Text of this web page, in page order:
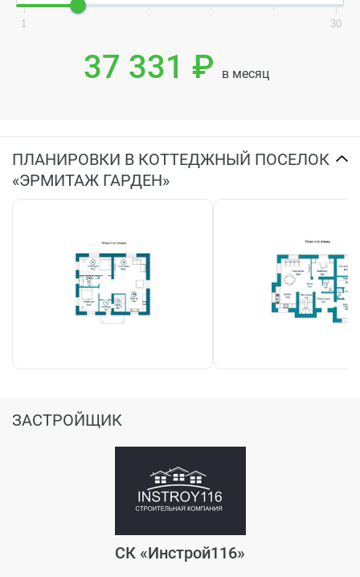
1 30
37 331 ₽ в месяц
ПЛАНИРОВКИ В КОТТЕДЖНЫЙ ПОСЕЛОК
«ЭРМИТАЖ ГАРДЕН»
ЗАСТРОЙЩИК
СК «Инстрой116»